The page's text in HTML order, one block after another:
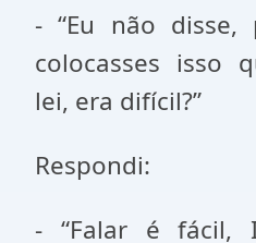
- “Eu não
colocasses isso
lei, era difícil?”
Respondi:
- “Falar é fácil,